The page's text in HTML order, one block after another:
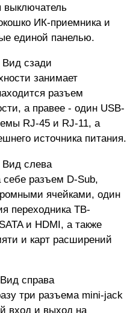
выключатель
ИК-приемника и
единой панелью.
занимает
разъем
а правее - один USB-
RJ-45 и RJ-11, а
источника питания.
себе разъем D-Sub,
ячейками, один
переходника ТВ-
и HDMI, а также
и карт расширений
три разъема mini-jack
вход и выход на